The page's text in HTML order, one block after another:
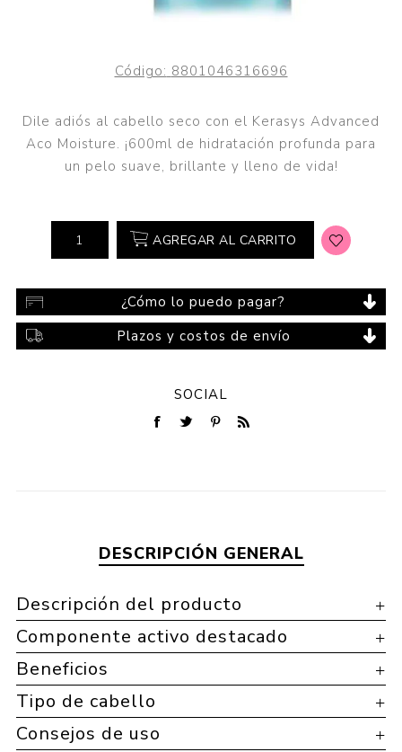
Código: 8801046316696
Dile adiós al cabello seco con el Kerasys Advanced
Aco Moisture. ¡600ml de hidratación profunda para
un pelo suave, brillante y lleno de vida!
AGREGAR AL CARRITO
¿Cómo lo puedo pagar?
Plazos y costos de envío
SOCIAL
DESCRIPCIÓN GENERAL
Descripción del producto
Componente activo destacado
Beneficios
Tipo de cabello
Consejos de uso